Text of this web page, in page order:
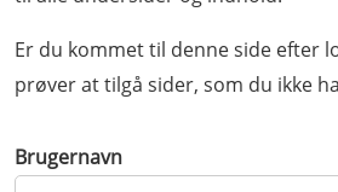
Er du kommet til denne side efter
prøver at tilgå sider, som du ikke
Brugernavn